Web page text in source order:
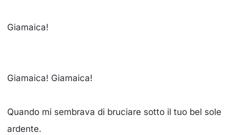
Giamaica!
Giamaica! Giamaica!
Quando mi sembrava di bruciare sotto il tuo bel sole
ardente.